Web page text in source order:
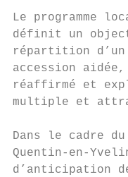
Le programme
définit un
répartition
accession
réaffirmé et
multiple et
Dans le cadre
d’anticipation